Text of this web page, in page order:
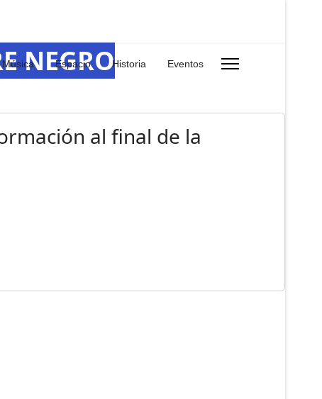
Música Espacio Historia Eventos
NEGRO
al final de la